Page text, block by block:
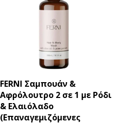
FERNI Σαμπουάν &
Αφρόλουτρο 2 σε 1 με Ρόδι
& Ελαιόλαδο
(Επαναγεμιζόμενες